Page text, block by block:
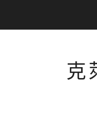
克